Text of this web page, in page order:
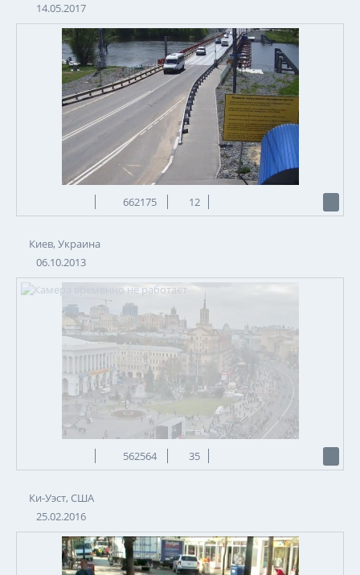
14.05.2017
662175 12
Киев, Украина
06.10.2013
562564 35
Ки-Уэст, США
25.02.2016